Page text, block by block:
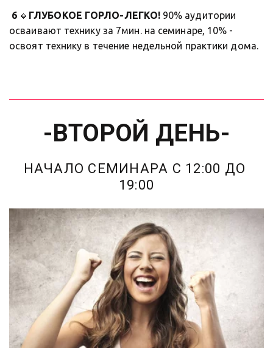
6 🔸 ГЛУБОКОЕ ГОРЛО-ЛЕГКО! 90% аудитории
осваивают технику за 7мин. на семинаре, 10% -
освоят технику в течение недельной практики дома.
-ВТОРОЙ ДЕНЬ-
НАЧАЛО СЕМИНАРА С 12:00 ДО
19:00